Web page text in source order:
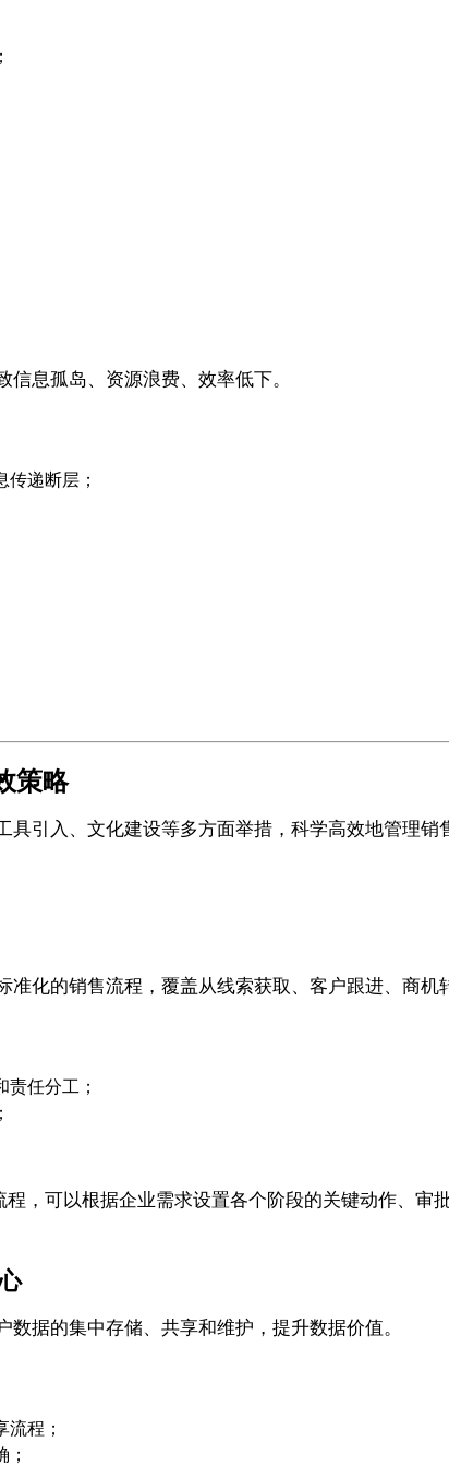
息孤岛、资源浪费、效率低下。
递断层；
策略
引入、文化建设等多方面举措，科学高效地管理
化的销售流程，覆盖从线索获取、客户跟进、商机
任分工；
，可以根据企业需求设置各个阶段的关键动作、
据的集中存储、共享和维护，提升数据价值。
程；